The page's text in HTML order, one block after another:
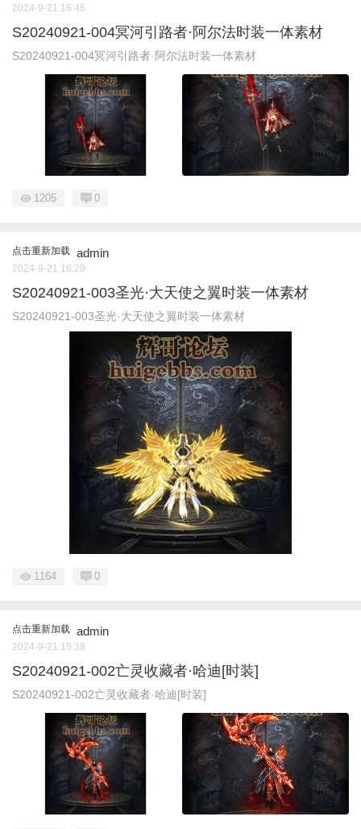
2024-9-21 16:46
S20240921-004冥河引路者·阿尔法时装一体素材
S20240921-004冥河引路者·阿尔法时装一体素材
1205 0
点击重新加载 admin
2024-9-21 16:29
S20240921-003圣光·大天使之翼时装一体素材
S20240921-003圣光·大天使之翼时装一体素材
1164 0
点击重新加载 admin
2024-9-21 15:38
S20240921-002亡灵收藏者·哈迪[时装]
S20240921-002亡灵收藏者·哈迪[时装]